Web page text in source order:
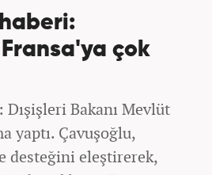
çok
Bakanı Mevlüt
yaptı. Çavuşoğlu,
desteğini eleştirerek,